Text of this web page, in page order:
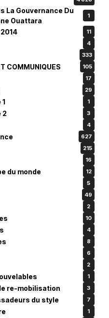
La Gouvernance Du
Ouattara
1
11
4
333
COMMUNIQUES 105
17
29
1
2 3
4
627
215
16
du monde 12
5
49
2
10
4
8
6
2
1
re-mobilisation 3
du style 7
1